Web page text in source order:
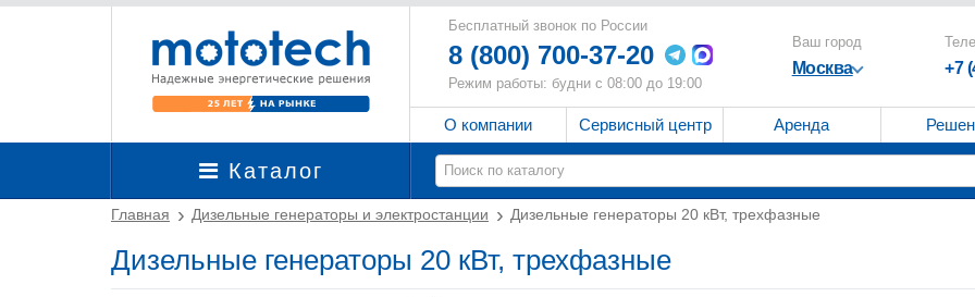
Бесплатный звонок по России
8 (800) 700-37-20
Режим работы: будни с 08:00 до 19:00
Ваш город
Москва +7
О компании Сервисный центр Аренда
Каталог
Главная Дизельные генераторы и электростанции Дизельные генераторы 20 кВт, трехфазные
Дизельные генераторы 20 кВт, трехфазные